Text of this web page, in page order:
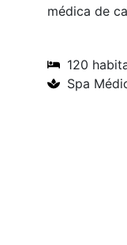
médica de
120
Spa